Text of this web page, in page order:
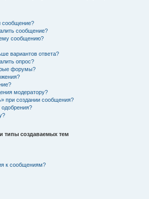
сообщение?
сообщение?
сообщению?
вариантов ответа?
опрос?
форумы?
модератору?
при создании сообщения?
типы создаваемых тем
к сообщениям?